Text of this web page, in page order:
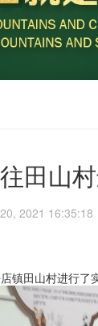
田山
2021 16:35:18
田山村进行了